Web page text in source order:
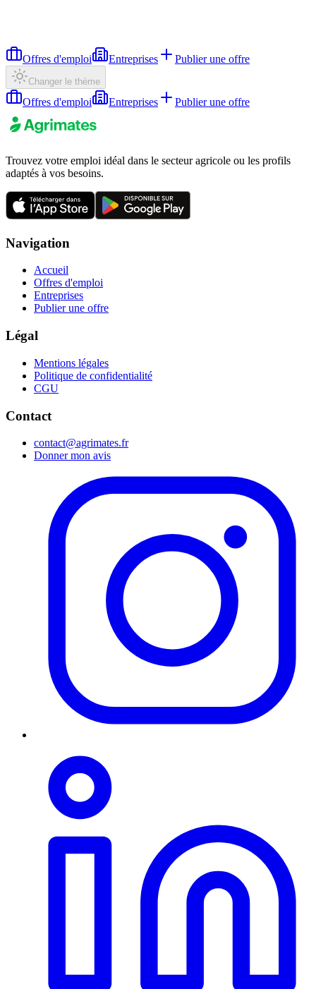
Offres d'emploi Entreprises Publier une offre
Changer le thème
Offres d'emploi Entreprises Publier une offre
Trouvez votre emploi idéal dans le secteur agricole ou les profils
adaptés à vos besoins.
Navigation
Accueil
Offres d'emploi
Entreprises
Publier une offre
Légal
Mentions légales
Politique de confidentialité
CGU
Contact
contact@agrimates.fr
Donner mon avis